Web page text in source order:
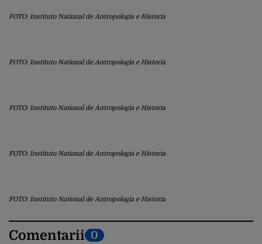
FOTO: Instituto National de Antropologia e Historia
FOTO: Instituto National de Antropologia e Historia
FOTO: Instituto National de Antropologia e Historia
FOTO: Instituto National de Antropologia e Historia
FOTO: Instituto National de Antropologia e Historia
Comentarii 0